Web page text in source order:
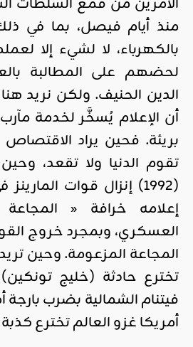
منذ أيام فيصل، بما في
بالكهرباء، لا لشيء إلا
لحضهم على المطالبة
الدين الحنيف. ولكن نريد
أن الإعلام يُسخَّر لخدمة
بريئة. فحين يراد
تقوم الدنيا ولا تقعد،
(1992) إنزال قوات
إعلامه خرافة « المجاعة
العسكري، وبمجرد خروج
المجاعة المزعومة. وحين
تخترع حادثة (خليج
فيتنام الشمالية بضرب بارجة
أمريكا غزو العالم تخترع كذبة 11 أيلول 2001…